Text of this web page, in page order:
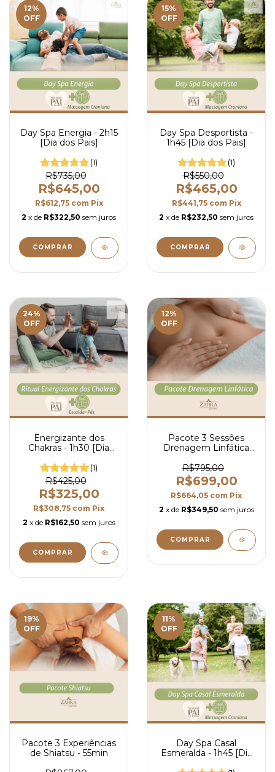
12%
OFF
Day Spa Energia - 2h15
[Dia dos Pais]
(1)
R$735,00
R$645,00
R$612,75 com Pix
2 x de R$322,50 sem juros
15%
OFF
Day Spa Desportista -
1h45 [Dia dos Pais]
(1)
R$550,00
R$465,00
R$441,75 com Pix
2 x de R$232,50 sem juros
24%
OFF
Energizante dos
Chakras - 1h30 [Dia
(1)
R$425,00
R$325,00
R$308,75 com Pix
2 x de R$162,50 sem juros
12%
OFF
Pacote 3 Sessões
Drenagem Linfática
R$795,00
R$699,00
R$664,05 com Pix
2 x de R$349,50 sem juros
19%
OFF
Pacote 3 Experiências
de Shiatsu - 55min
11%
OFF
Day Spa Casal
Esmeralda - 1h45 [Dia